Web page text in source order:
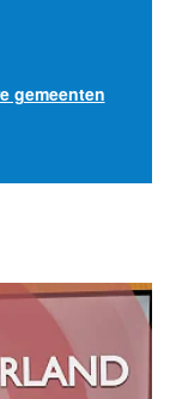
gemeenten